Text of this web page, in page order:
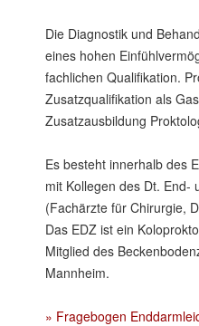
Die Diagnostik und
eines hohen
fachlichen Qualifikation.
Zusatzqualifikation als
Zusatzausbildung
Es besteht innerhalb des
mit Kollegen des Dt. End-
(Fachärzte für Chirurgie,
Das EDZ ist ein
Mitglied des
Mannheim.
» Fragebogen